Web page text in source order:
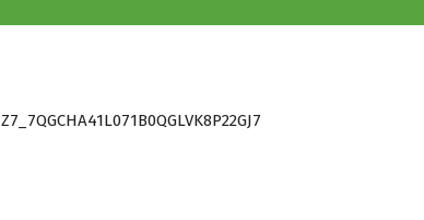
Z7_7QGCHA41L071B0QGLVK8P22GJ7